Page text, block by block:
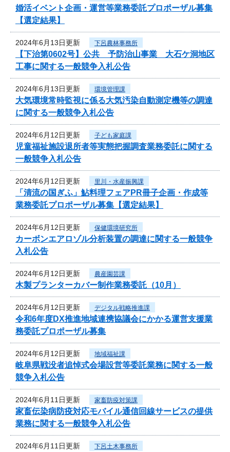
婚活イベント企画・運営等業務委託プロポーザル募集
【選定結果】
2024年6月13日更新 下呂農林事務所
【下治第0602号】公共 予防治山事業 大石ケ洞地区
工事に関する一般競争入札公告
2024年6月13日更新 環境管理課
大気環境常時監視に係る大気汚染自動測定機等の調達
に関する一般競争入札公告
2024年6月12日更新 子ども家庭課
児童福祉施設退所者等実態把握調査業務委託に関する
一般競争入札公告
2024年6月12日更新 里川・水産振興課
「清流の国ぎふ」鮎料理フェアPR冊子企画・作成等
業務委託プロポーザル募集【選定結果】
2024年6月12日更新 保健環境研究所
カーボンエアロゾル分析装置の調達に関する一般競争
入札公告
2024年6月12日更新 農産園芸課
木製プランターカバー制作業務委託（10月）
2024年6月12日更新 デジタル戦略推進課
令和6年度DX推進地域連携協議会にかかる運営支援業
務委託プロポーザル募集
2024年6月12日更新 地域福祉課
岐阜県戦没者追悼式会場設営等委託業務に関する一般
競争入札公告
2024年6月11日更新 家畜防疫対策課
家畜伝染病防疫対応モバイル通信回線サービスの提供
業務に関する一般競争入札公告
2024年6月11日更新 下呂土木事務所